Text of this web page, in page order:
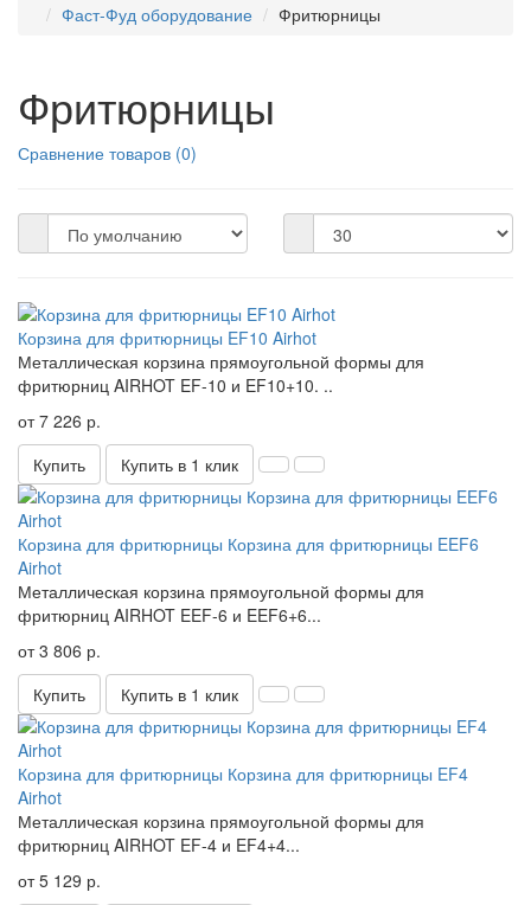
Фаст-Фуд оборудование
Фритюрницы
Фритюрницы
Сравнение товаров (0)
Корзина для фритюрницы EF10 Airhot
Металлическая корзина прямоугольной формы для
фритюрниц AIRHOT EF-10 и EF10+10. ..
от 7 226 р.
Купить
Купить в 1 клик
Корзина для фритюрницы Корзина для фритюрницы EEF6
Airhot
Металлическая корзина прямоугольной формы для
фритюрниц AIRHOT EEF-6 и EEF6+6...
от 3 806 р.
Купить
Купить в 1 клик
Корзина для фритюрницы Корзина для фритюрницы EF4
Airhot
Металлическая корзина прямоугольной формы для
фритюрниц AIRHOT EF-4 и EF4+4...
от 5 129 р.